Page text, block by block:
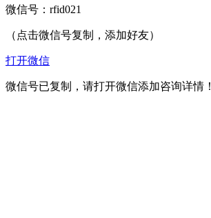
微信号： rfid021
（点击微信号复制，添加好友）
打开微信
微信号已复制，请打开微信添加咨询详情！